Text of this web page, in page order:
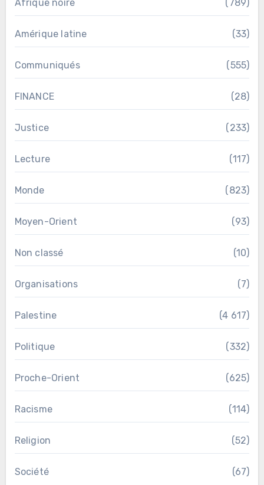
Afrique noire (789)
Amérique latine (33)
Communiqués (555)
FINANCE (28)
Justice (233)
Lecture (117)
Monde (823)
Moyen-Orient (93)
Non classé (10)
Organisations (7)
Palestine (4 617)
Politique (332)
Proche-Orient (625)
Racisme (114)
Religion (52)
Société (67)